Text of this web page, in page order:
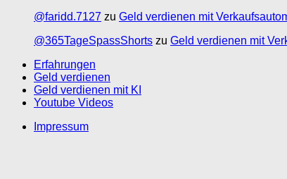
@faridd.7127 zu Geld verdienen mit
@365TageSpassShorts zu Geld verdienen mit
Erfahrungen
Geld verdienen
Geld verdienen mit KI
Youtube Videos
Impressum